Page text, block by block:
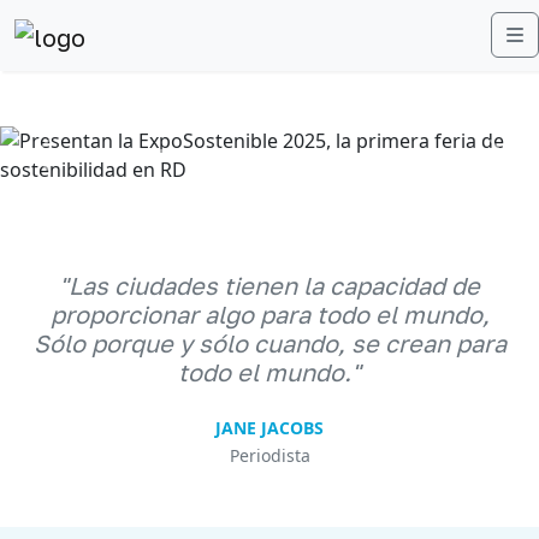
Anterior
"Las ciudades tienen la capacidad de
proporcionar algo para todo el mundo,
Sólo porque y sólo cuando, se crean para
todo el mundo."
JANE JACOBS
Periodista